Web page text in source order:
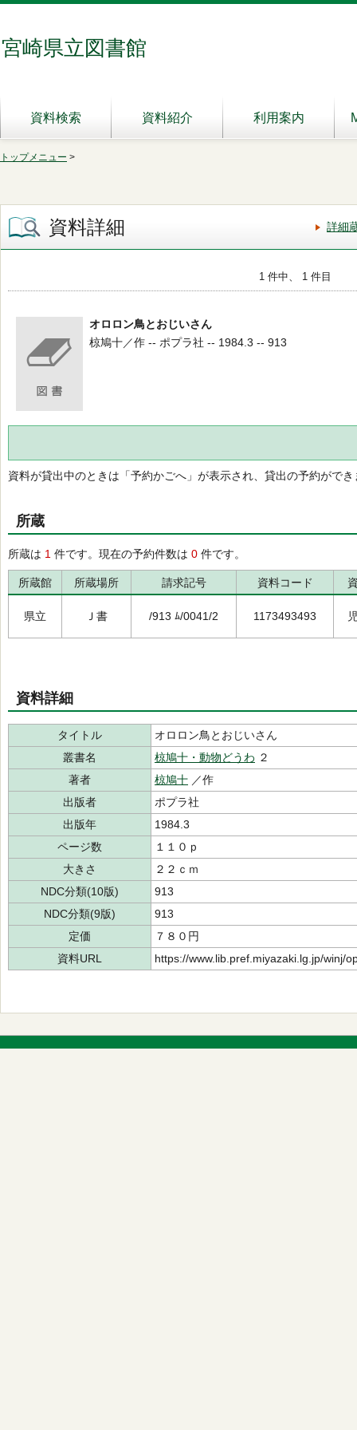
宮崎県立図書館
資料検索 資料紹介 利用案内
トップメニュー >
資料詳細 詳細
1 件中、 1 件目
オロロン鳥とおじいさん
椋鳩十／作 -- ポプラ社 -- 1984.3 -- 913
資料が貸出中のときは「予約かごへ」が表示され、貸出の予約ができ
所蔵
所蔵は 1 件です。現在の予約件数は 0 件です。
所蔵館 所蔵場所 請求記号 資料コード
県立 Ｊ書 /913 ﾑ/0041/2 1173493493
資料詳細
タイトル
オロロン鳥とおじいさん
叢書名
椋鳩十・動物どうわ ２
著者
椋鳩十 ／作
出版者
ポプラ社
出版年
1984.3
ページ数
１１０ｐ
大きさ
２２ｃｍ
NDC分類(10版)
913
NDC分類(9版)
913
定価
７８０円
資料URL
https://www.lib.pref.miyazaki.lg.jp/winj/